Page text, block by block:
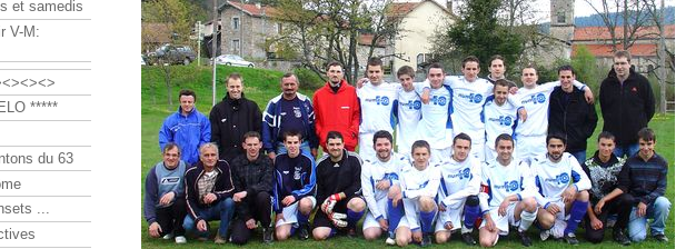
et samedis
V-M:
*****
du 63
...